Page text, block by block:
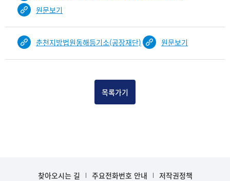
원문보기
춘천지방법원동해등기소(공장재단) 원문보기
목록가기
찾아오시는 길 주요전화번호 안내
저작권정책